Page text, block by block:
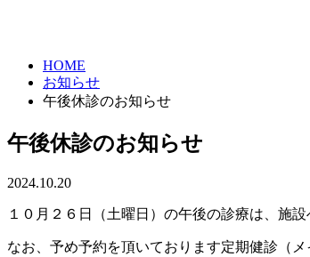
HOME
お知らせ
午後休診のお知らせ
午後休診のお知らせ
2024.10.20
１０月２６日（土曜日）の午後の診療は、施
なお、予め予約を頂いております定期健診（